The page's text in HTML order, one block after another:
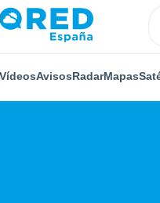
VídeosAvisosRadarMapas